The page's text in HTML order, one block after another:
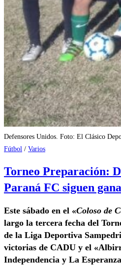
Defensores Unidos. Foto: El Clásico
Fútbol / Varios
Torneo Preparación:
Paraná FC siguen
Este sábado en el «Coloso de
largo la tercera fecha del
de la Liga Deportiva
victorias de CADU y el
Independencia y La